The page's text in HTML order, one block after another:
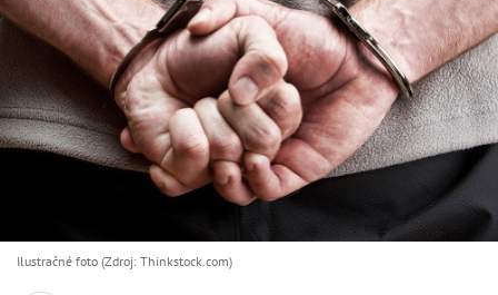
Ilustračné foto (Zdroj: Thinkstock.com)